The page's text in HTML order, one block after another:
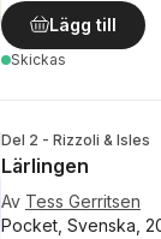
Lägg till
Skickas
Del 2 - Rizzoli & Isles
Lärlingen
Av Tess Gerritsen
Pocket, Svenska,